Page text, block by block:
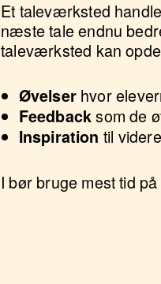
Et taleværksted
næste tale endnu
taleværksted kan
Øvelserhvor
Feedbacksom de
Inspiration til
I bør bruge mest tid